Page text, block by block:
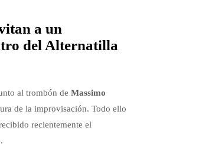
a un
del Alternatilla
al trombón de Massimo
de la improvisación. Todo ello
recientemente el